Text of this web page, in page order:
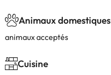
Animaux domestiques
animaux acceptés
Cuisine